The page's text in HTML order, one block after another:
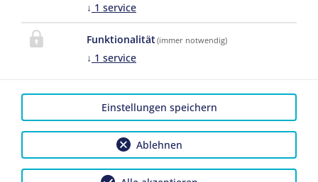
Bitte aktivieren Sie in den Cookie Einstellungen die Option
"Funktionalität" für die korrekte Map-Darstellung
Cookie Einstellungen
↓ 1 service
Funktionalität(immer notwendig)
↓ 1 service
Ablehnen
Einstellungen speichern